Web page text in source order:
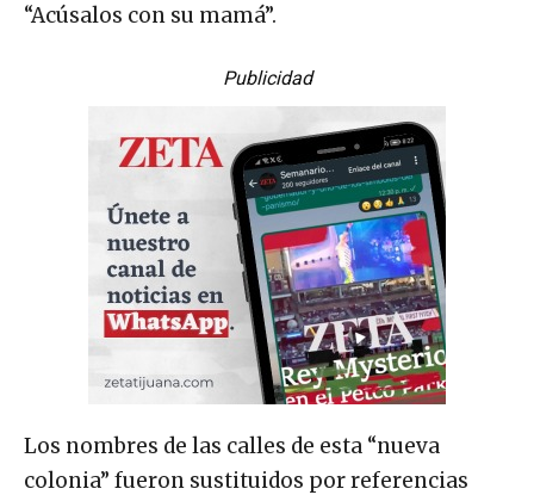
“Acúsalos con su mamá”.
Publicidad
Los nombres de las calles de esta “nueva
colonia” fueron sustituidos por referencias